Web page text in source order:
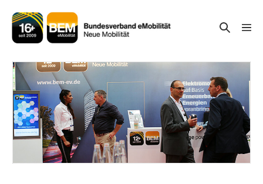
Inhalt
springen
Suche-